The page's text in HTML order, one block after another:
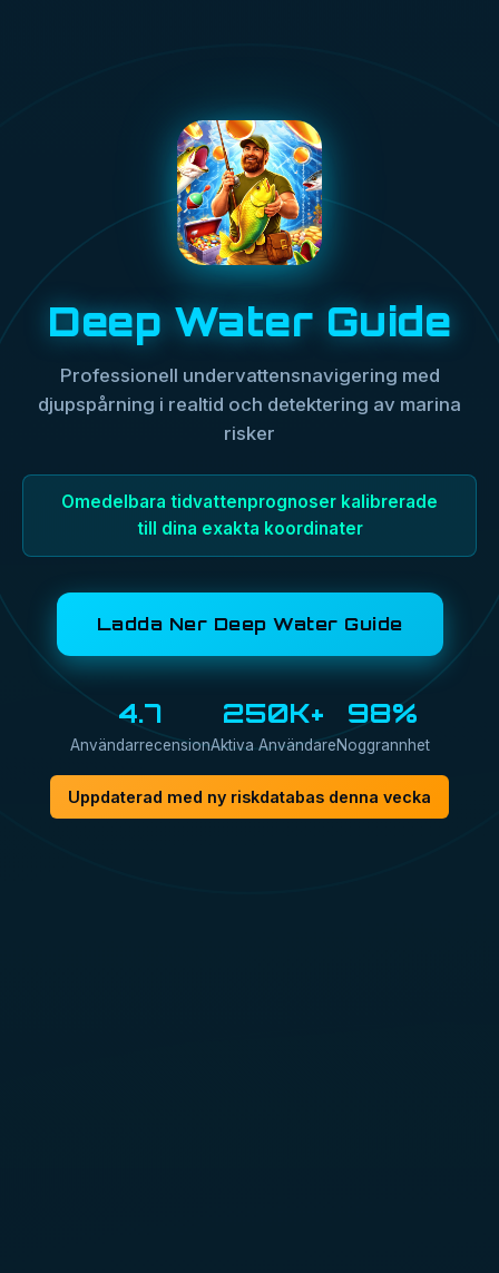
Deep Water Guide
Professionell undervattensnavigering med
djupspårning i realtid och detektering av marina
risker
Omedelbara tidvattenprognoser kalibrerade
till dina exakta koordinater
Ladda Ner Deep Water Guide
4.7
Användarrecension
250K+
Aktiva Användare
98%
Noggrannhet
Uppdaterad med ny riskdatabas denna vecka